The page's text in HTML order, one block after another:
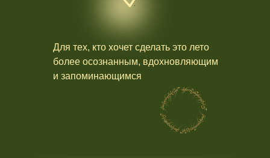
Для тех, кто хочет сделать это лето
более осознанным, вдохновляющим
и запоминающимся